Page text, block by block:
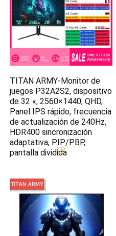
TITAN ARMY-Monitor de
juegos P32A2S2, dispositivo
de 32 «, 2560×1440, QHD,
Panel IPS rápido, frecuencia
de actualización de 240Hz,
HDR400 sincronización
adaptativa, PIP/PBP,
pantalla dividida